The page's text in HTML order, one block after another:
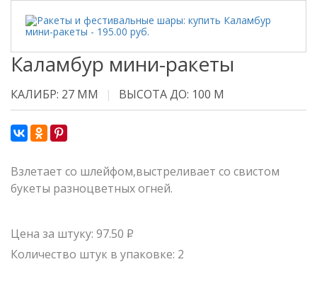
Каламбур мини-ракеты
КАЛИБР: 27 ММ ВЫСОТА ДО: 100 М
Взлетает со шлейфом,выстреливает со свистом
букеты разноцветных огней.
Цена за штуку: 97.50 Р
Количество штук в упаковке: 2